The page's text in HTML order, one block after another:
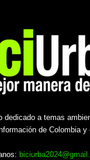
dedicado a temas
de Colombia y